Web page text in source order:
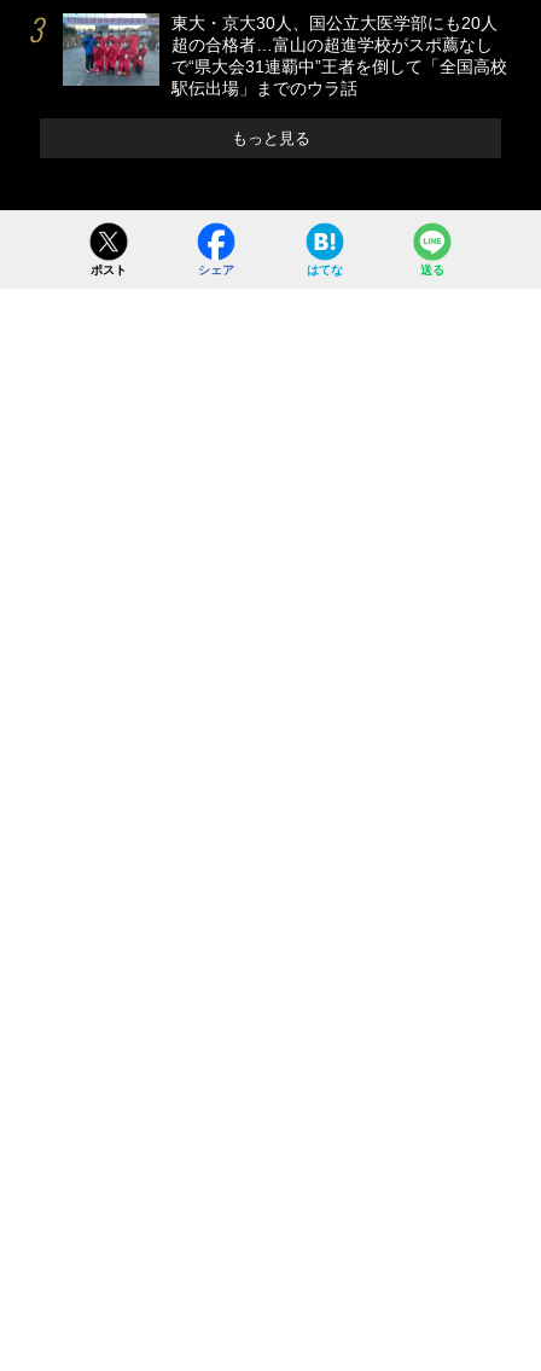
東大・京大30人、国公立大医学部にも20人
超の合格者…富山の超進学校がスポ薦なし
で“県大会31連覇中”王者を倒して「全国高校
駅伝出場」までのウラ話
もっと見る
ポスト シェア はてな 送る